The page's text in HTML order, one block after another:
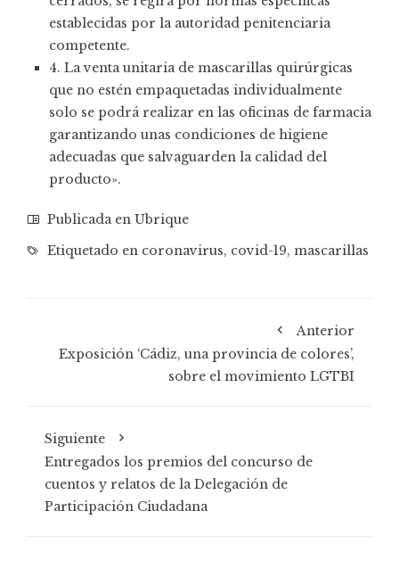
establecidas por la autoridad penitenciaria
competente.
4. La venta unitaria de mascarillas quirúrgicas
que no estén empaquetadas individualmente
solo se podrá realizar en las oficinas de farmacia
garantizando unas condiciones de higiene
adecuadas que salvaguarden la calidad del
producto».
Publicada en Ubrique
Etiquetado en coronavirus, covid-19, mascarillas
Anterior
Exposición ‘Cádiz, una provincia de colores’,
sobre el movimiento LGTBI
Siguiente
Entregados los premios del concurso de
cuentos y relatos de la Delegación de
Participación Ciudadana